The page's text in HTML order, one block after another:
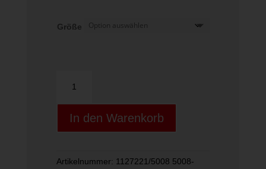
Größe
Menge
In den Warenkorb
Artikelnummer: 1127221/5008 5008-